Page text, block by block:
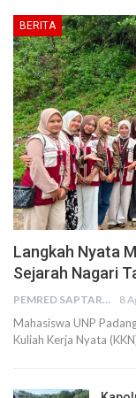
BERITA
Langkah Nyata
Sejarah Nagari
PEMRED SAPTARIUS 8
Mahasiswa UNP
Kuliah Kerja Nyata